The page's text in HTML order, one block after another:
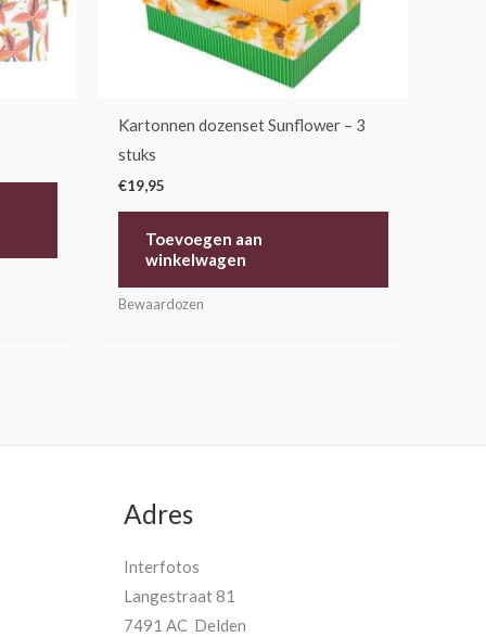
Kartonnen dozenset Sunflower – 3
stuks
€19,95
Toevoegen aan
winkelwagen
Bewaardozen
Adres
Interfotos
Langestraat 81
7491 AC Delden